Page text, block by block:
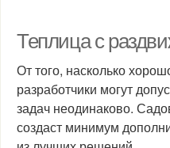
Теплица с
От того, насколько
разработчики могут
задач неодинаково.
создаст минимум